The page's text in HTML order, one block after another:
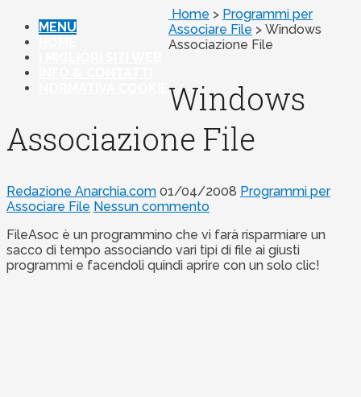
MENU
Home > Programmi per
Associare File > Windows
Associazione File
Windows
Associazione File
Redazione Anarchia.com 01/04/2008 Programmi per
Associare File Nessun commento
FileAsoc è un programmino che vi farà risparmiare un
sacco di tempo associando vari tipi di file ai giusti
programmi e facendoli quindi aprire con un solo clic!